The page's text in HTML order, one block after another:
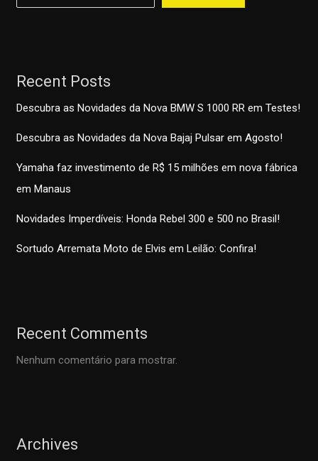
Recent Posts
Descubra as Novidades da Nova BMW S 1000 RR em Testes!
Descubra as Novidades da Nova Bajaj Pulsar em Agosto!
Yamaha faz investimento de R$ 15 milhões em nova fábrica
em Manaus
Novidades Imperdíveis: Honda Rebel 300 e 500 no Brasil!
Sortudo Arremata Moto de Elvis em Leilão: Confira!
Recent Comments
Nenhum comentário para mostrar.
Archives